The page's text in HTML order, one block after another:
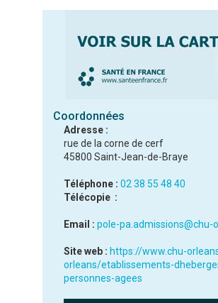
Coordonnées
Adresse :
rue de la corne de cerf
45800 Saint-Jean-de-Braye
Téléphone : 02 38 55 48 40
Télécopie :
Email : pole-pa.admissions@chu-
Site web : https://www.chu-
orleans/etablissements-
personnes-agees